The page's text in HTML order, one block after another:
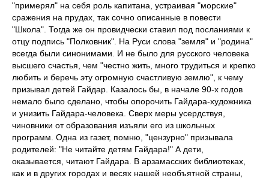
"примерял" на себя роль капитана, устраивая "морские"
сражения на прудах, так сочно описанные в повести
"Школа". Тогда же он провидчески ставил под посланиями к
отцу подпись "Полковник". На Руси слова "земля" и "родина"
всегда были синонимами. И не было для русского человека
высшего счастья, чем "честно жить, много трудиться и крепко
любить и беречь эту огромную счастливую землю", к чему
призывал детей Гайдар. Казалось бы, в начале 90-х годов
немало было сделано, чтобы опорочить Гайдара-художника
и унизить Гайдара-человека. Сверх меры усердствуя,
чиновники от образования изъяли его из школьных
программ. Одна из газет, помню, "цензурно" призывала
родителей: "Не читайте детям Гайдара!" А дети,
оказывается, читают Гайдара. В арзамасских библиотеках,
как и в других городах и весях нашей необъятной страны,